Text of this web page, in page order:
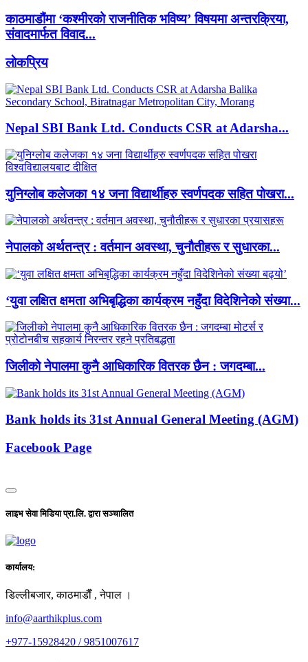
काठमाडौंमा ‘कश्मीरको राजनीतिक भविष्य’ विषयमा अन्तरक्रिया,
संवादमार्फत विवाद...
लाेकप्रिय
Nepal SBI Bank Ltd. Conducts CSR at Adarsha...
युनिग्लोब कलेजका १४ जना विद्यार्थीहरु स्वर्णपदक सहित पोखरा...
नेपालको अर्थतन्त्र : वर्तमान अवस्था, चुनौतीहरू र सुधारका...
‘युवा लक्षित क्षमता अभिबृद्धिका कार्यक्रम नहुँदा विदेशिनेको संख्या...
जिलीको नेपालमा कुनै आधिकारिक वितरक छैन : जगदम्बा...
Bank holds its 31st Annual General Meeting (AGM)
Facebook Page
लाइभ सेवा मिडिया प्रा.लि. द्वारा सञ्चालित
कार्यालय:
डिल्लीबजार, काठमाडाैँ , नेपाल ।
info@aarthikplus.com
+977-15928420 / 9851007617